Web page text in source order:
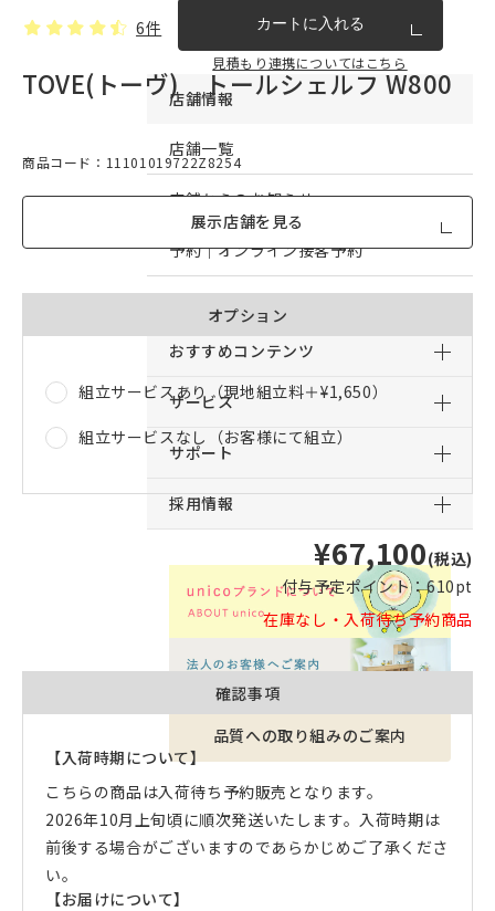
カートに入れる
見積もり連携についてはこちら
店舗情報
店舗一覧
店舗からのお知らせ
予約｜オンライン接客予約
おすすめコンテンツ
サービス
サポート
採用情報
品質への取り組みのご案内
6件
TOVE(トーヴ) トールシェルフ W800
商品コード：11101019722Z8254
展示店舗を見る
オプション
組立サービスあり（現地組立料＋¥1,650）
組立サービスなし（お客様にて組立）
¥67,100(税込)
付与予定ポイント：610pt
在庫なし・入荷待ち予約商品
確認事項
【入荷時期について】
こちらの商品は入荷待ち予約販売となります。
2026年10月上旬頃に順次発送いたします。入荷時期は
前後する場合がございますのであらかじめご了承くださ
い。
【お届けについて】